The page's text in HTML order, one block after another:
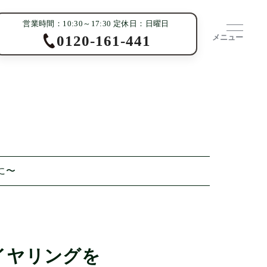
営業時間：10:30～17:30 定休日：日曜日
0120-161-441 メニュー
〜
ヤリングを